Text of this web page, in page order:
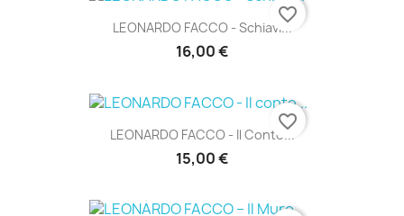
LEONARDO FACCO - Schiavi...
16,00 €
favorite_border
LEONARDO FACCO - Il Conte...
15,00 €
favorite_border